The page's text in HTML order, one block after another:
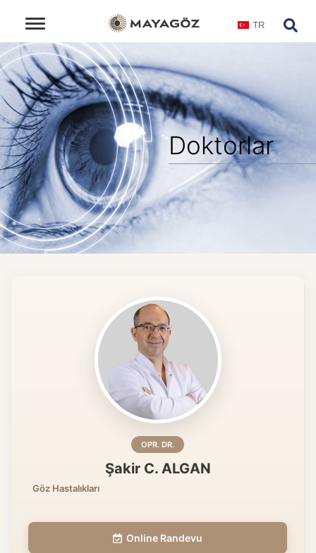
TR
Doktorlar
OPR. DR.
Şakir C. ALGAN
Göz Hastalıkları
Online Randevu